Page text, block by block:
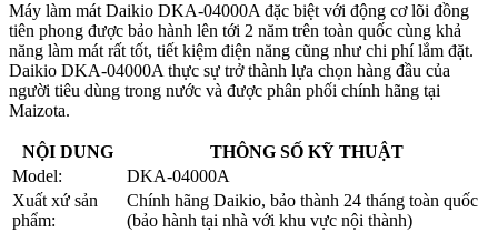
Máy làm mát Daikio DKA-04000A đặc biệt với động cơ lõi đồng
tiên phong được bảo hành lên tới 2 năm trên toàn quốc cùng khả
năng làm mát rất tốt, tiết kiệm điện năng cũng như chi phí lắm đặt.
Daikio DKA-04000A thực sự trở thành lựa chọn hàng đầu của
người tiêu dùng trong nước và được phân phối chính hãng tại
Maizota.
NỘI DUNG
THÔNG SỐ KỸ THUẬT
Model:
DKA-04000A
Xuất xứ sản
phẩm:
Chính hãng Daikio, bảo thành 24 tháng toàn quốc
(bảo hành tại nhà với khu vực nội thành)